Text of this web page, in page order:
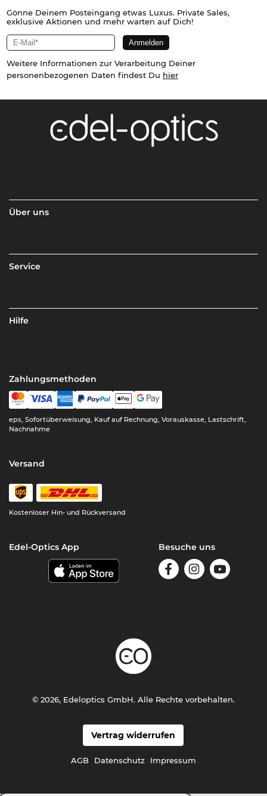
Gönne Deinem Posteingang etwas Luxus. Private Sales,
exklusive Aktionen und mehr warten auf Dich!
Weitere Informationen zur Verarbeitung Deiner
personenbezogenen Daten findest Du hier
Über uns
Service
Hilfe
Zahlungsmethoden
eps, Sofortüberweisung, Kauf auf Rechnung, Vorauskasse, Lastschrift,
Nachnahme
Versand
Kostenloser Hin- und Rückversand
Edel-Optics App Besuche uns
Vertrag widerrufen
AGB Datenschutz Impressum
© 2026, Edeloptics GmbH. Alle Rechte vorbehalten.